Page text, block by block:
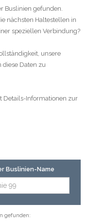
Buslinien gefunden.
nächsten Haltestellen in
speziellen Verbindung?
unsere
diese Daten zu
Details-Informationen zur
Buslinien-Name
gefunden: